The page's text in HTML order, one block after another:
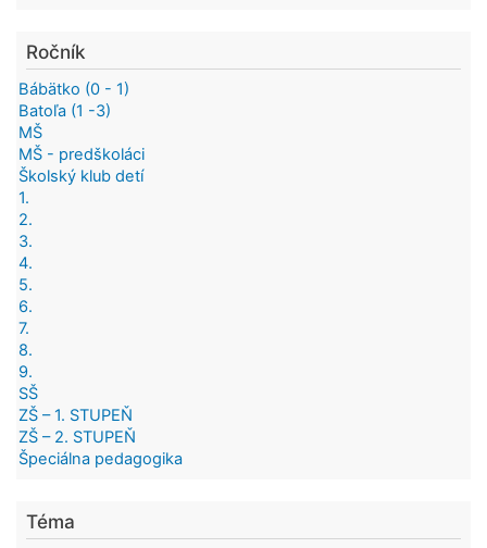
Ročník
Bábätko (0 - 1)
Batoľa (1 -3)
MŠ
MŠ - predškoláci
Školský klub detí
1.
2.
3.
4.
5.
6.
7.
8.
9.
SŠ
ZŠ – 1. STUPEŇ
ZŠ – 2. STUPEŇ
Špeciálna pedagogika
Téma